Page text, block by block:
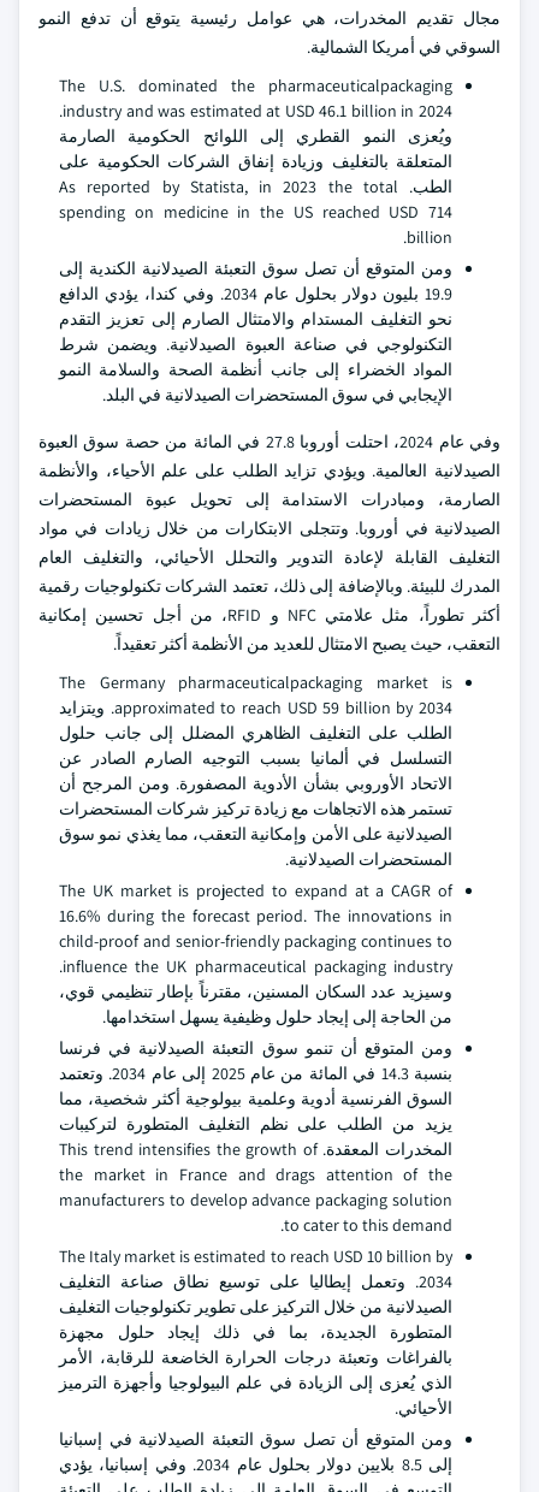
مجال تقديم المخدرات، هي عوامل رئيسية يتوقع أن تدفع النمو
السوقي في أمريكا الشمالية.
The U.S. dominated the pharmaceuticalpackaging
industry and was estimated at USD 46.1 billion in 2024.
ويُعزى النمو القطري إلى اللوائح الحكومية الصارمة
المتعلقة بالتغليف وزيادة إنفاق الشركات الحكومية على
الطب. As reported by Statista, in 2023 the total
spending on medicine in the US reached USD 714
billion.
ومن المتوقع أن تصل سوق التعبئة الصيدلانية الكندية إلى
19.9 بليون دولار بحلول عام 2034. وفي كندا، يؤدي الدافع
نحو التغليف المستدام والامتثال الصارم إلى تعزيز التقدم
التكنولوجي في صناعة العبوة الصيدلانية. ويضمن شرط
المواد الخضراء إلى جانب أنظمة الصحة والسلامة النمو
الإيجابي في سوق المستحضرات الصيدلانية في البلد.
وفي عام 2024، احتلت أوروبا 27.8 في المائة من حصة سوق العبوة
الصيدلانية العالمية. ويؤدي تزايد الطلب على علم الأحياء، والأنظمة
الصارمة، ومبادرات الاستدامة إلى تحويل عبوة المستحضرات
الصيدلانية في أوروبا. وتتجلى الابتكارات من خلال زيادات في مواد
التغليف القابلة لإعادة التدوير والتحلل الأحيائي، والتغليف العام
المدرك للبيئة. وبالإضافة إلى ذلك، تعتمد الشركات تكنولوجيات رقمية
أكثر تطوراً، مثل علامتي NFC و RFID، من أجل تحسين إمكانية
التعقب، حيث يصبح الامتثال للعديد من الأنظمة أكثر تعقيداً.
The Germany pharmaceuticalpackaging market is
approximated to reach USD 59 billion by 2034. ويتزايد
الطلب على التغليف الظاهري المضلل إلى جانب حلول
التسلسل في ألمانيا بسبب التوجيه الصارم الصادر عن
الاتحاد الأوروبي بشأن الأدوية المصفورة. ومن المرجح أن
تستمر هذه الاتجاهات مع زيادة تركيز شركات المستحضرات
الصيدلانية على الأمن وإمكانية التعقب، مما يغذي نمو سوق
المستحضرات الصيدلانية.
The UK market is projected to expand at a CAGR of
16.6% during the forecast period. The innovations in
child-proof and senior-friendly packaging continues to
influence the UK pharmaceutical packaging industry.
وسيزيد عدد السكان المسنين، مقترناً بإطار تنظيمي قوي،
من الحاجة إلى إيجاد حلول وظيفية يسهل استخدامها.
ومن المتوقع أن تنمو سوق التعبئة الصيدلانية في فرنسا
بنسبة 14.3 في المائة من عام 2025 إلى عام 2034. وتعتمد
السوق الفرنسية أدوية وعلمية بيولوجية أكثر شخصية، مما
يزيد من الطلب على نظم التغليف المتطورة لتركيبات
المخدرات المعقدة. This trend intensifies the growth of
the market in France and drags attention of the
manufacturers to develop advance packaging solution
to cater to this demand.
The Italy market is estimated to reach USD 10 billion by
2034. وتعمل إيطاليا على توسيع نطاق صناعة التغليف
الصيدلانية من خلال التركيز على تطوير تكنولوجيات التغليف
المتطورة الجديدة، بما في ذلك إيجاد حلول مجهزة
بالفراغات وتعبئة درجات الحرارة الخاضعة للرقابة، الأمر
الذي يُعزى إلى الزيادة في علم البيولوجيا وأجهزة الترميز
الأحيائي.
ومن المتوقع أن تصل سوق التعبئة الصيدلانية في إسبانيا
إلى 8.5 بلايين دولار بحلول عام 2034. وفي إسبانيا، يؤدي